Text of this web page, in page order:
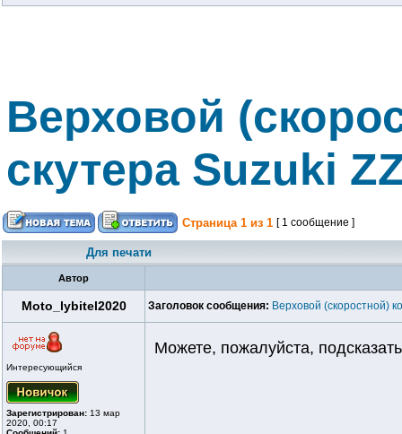
Верховой
скутера Suzuki
Страница 1 из 1 [ 1 сообщение ]
Для печати
Автор
Moto_lybitel2020 Заголовок сообщения: Верховой (скоростной)
Интересующийся
Зарегистрирован: 13 мар
2020, 00:17
Можете, пожалуйста,